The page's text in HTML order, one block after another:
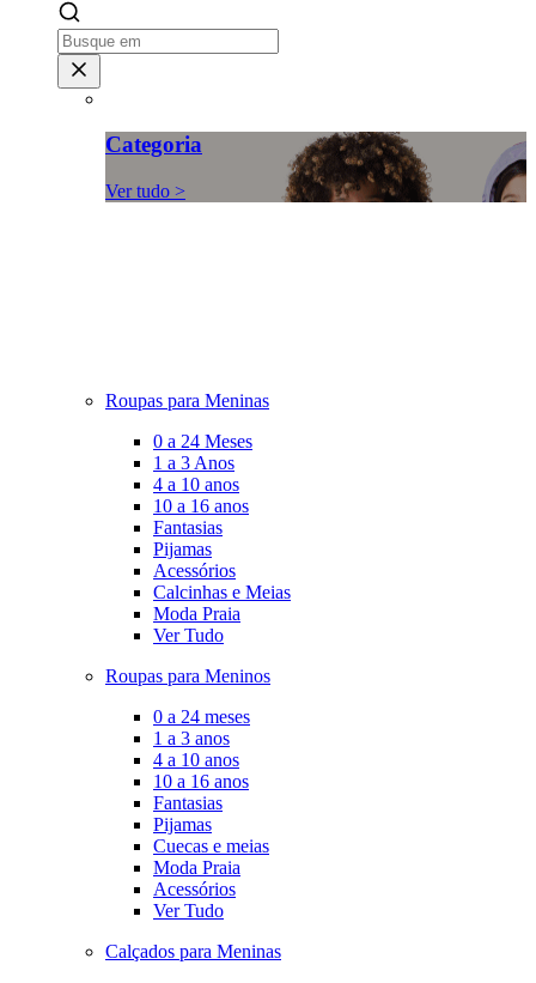
Categoria
Ver tudo >
Roupas para Meninas
0 a 24 Meses
1 a 3 Anos
4 a 10 anos
10 a 16 anos
Fantasias
Pijamas
Acessórios
Calcinhas e Meias
Moda Praia
Ver Tudo
Roupas para Meninos
0 a 24 meses
1 a 3 anos
4 a 10 anos
10 a 16 anos
Fantasias
Pijamas
Cuecas e meias
Moda Praia
Acessórios
Ver Tudo
Calçados para Meninas